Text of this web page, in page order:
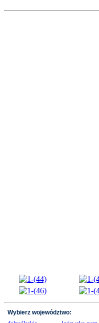
Wybierz województwo: